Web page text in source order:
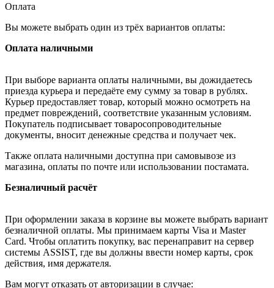
Оплата
Вы можете выбрать один из трёх вариантов оплаты:
Оплата наличными
При выборе варианта оплаты наличными, вы дожидаетесь
приезда курьера и передаёте ему сумму за товар в рублях.
Курьер предоставляет товар, который можно осмотреть на
предмет повреждений, соответствие указанным условиям.
Покупатель подписывает товаросопроводительные
документы, вносит денежные средства и получает чек.
Также оплата наличными доступна при самовывозе из
магазина, оплаты по почте или использовании постамата.
Безналичный расчёт
При оформлении заказа в корзине вы можете выбрать вариант
безналичной оплаты. Мы принимаем карты Visa и Master
Card. Чтобы оплатить покупку, вас перенаправит на сервер
системы ASSIST, где вы должны ввести номер карты, срок
действия, имя держателя.
Вам могут отказать от авторизации в случае: